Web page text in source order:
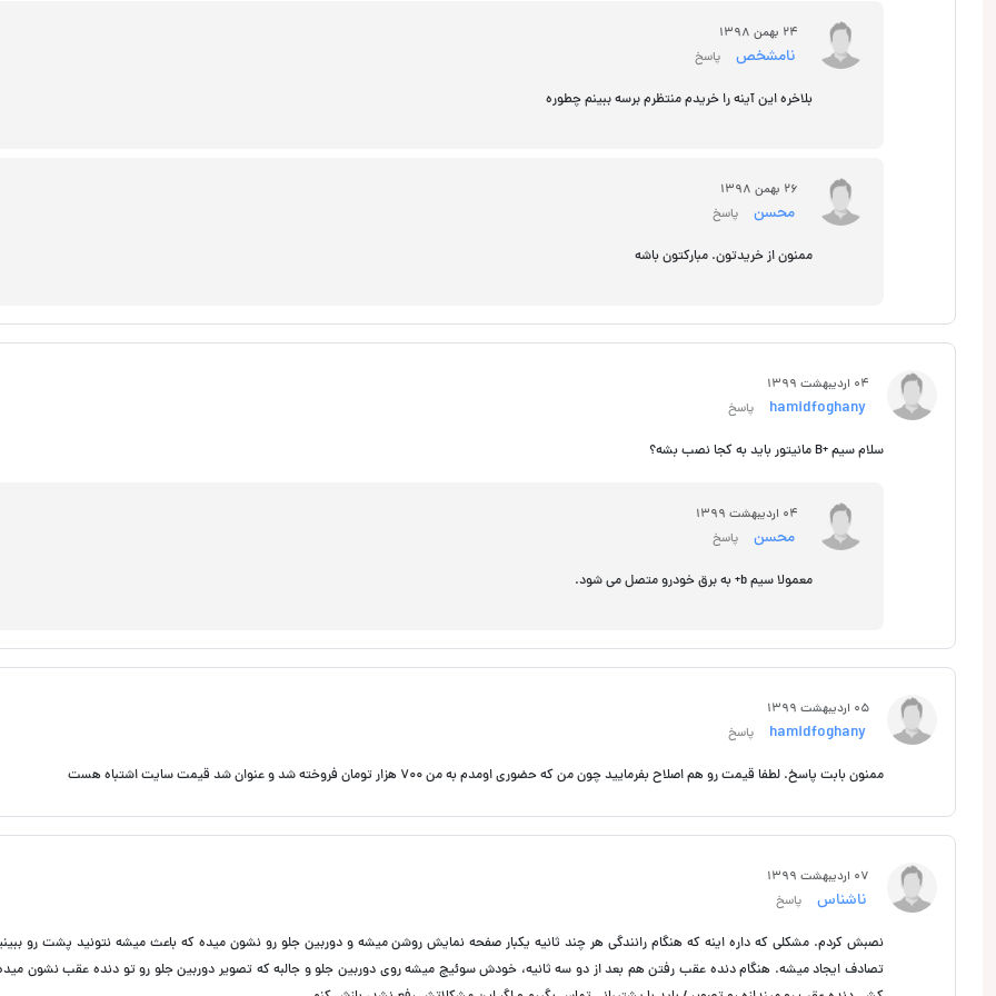
24 بهمن 1398
نامشخص پاسخ
بلاخره این آینه را خریدم منتظرم برسه ببینم چطوره
26 بهمن 1398
محسن پاسخ
ممنون از خریدتون. مبارکتون باشه
04 اردیبهشت 1399
پاسخ
سلام سیم +B مانیتور باید به کجا نصب بشه؟
04 اردیبهشت 1399
محسن پاسخ
معمولا سیم b+ به برق خودرو متصل می شود.
05 اردیبهشت 1399
پاسخ
ممنون بابت پاسخ. لطفا قیمت رو هم اصلاح بفرمایید چون من که حضوری اومدم به من 700 هزار تومان فروخته شد و عنوان شد قیمت سایت اشتباه هست
07 اردیبهشت 1399
ناشناس پاسخ
نصبش کردم. مشکلی که داره اینه که هنگام رانندگی هر چند ثانیه یکبار صفحه نمایش روشن میشه و دوربین جلو رو نشون میده که باعث میشه نتونید پشت رو
تصادف ایجاد میشه. هنگام دنده عقب رفتن هم بعد از دو سه ثانیه، خودش سوئیچ میشه روی دوربین جلو و جالبه که تصویر دوربین جلو رو تو دنده عقب نشون